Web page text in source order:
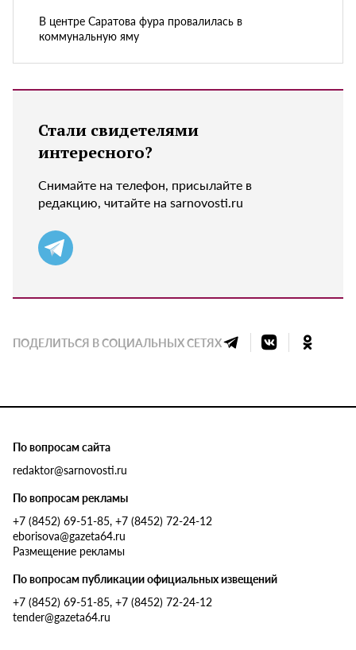
В центре Саратова фура провалилась в
коммунальную яму
Стали свидетелями
интересного?
Снимайте на телефон, присылайте в
редакцию, читайте на sarnovosti.ru
ПОДЕЛИТЬСЯ В СОЦИАЛЬНЫХ СЕТЯХ
По вопросам сайта
redaktor@sarnovosti.ru
По вопросам рекламы
+7 (8452) 69-51-85, +7 (8452) 72-24-12
eborisova@gazeta64.ru
Размещение рекламы
По вопросам публикации официальных извещений
+7 (8452) 69-51-85, +7 (8452) 72-24-12
tender@gazeta64.ru